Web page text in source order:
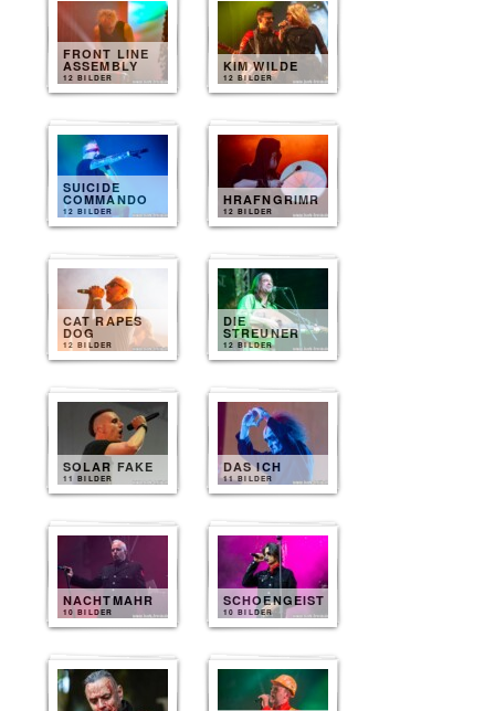
FRONT LINE
ASSEMBLY
12 BILDER
KIM WILDE
12 BILDER
SUICIDE
COMMANDO
12 BILDER
HRAFNGRIMR
12 BILDER
CAT RAPES
DOG
12 BILDER
DIE
STREUNER
12 BILDER
SOLAR FAKE
11 BILDER
DAS ICH
11 BILDER
NACHTMAHR
10 BILDER
SCHOENGEIST
10 BILDER